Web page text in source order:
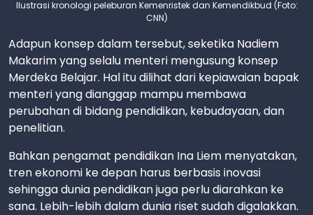
Ilustrasi kronologi peleburan Kemenristek dan Kemendikbud (Foto:
CNN)
Adapun konsep dalam tersebut, seketika Nadiem
Makarim yang selalu menteri mengusung konsep
Merdeka Belajar. Hal itu dilihat dari kepiawaian bapak
menteri yang dianggap mampu membawa
perubahan di bidang pendidikan, kebudayaan, dan
penelitian.
Bahkan pengamat pendidikan Ina Liem menyatakan,
tren ekonomi ke depan harus berbasis inovasi
sehingga dunia pendidikan juga perlu diarahkan ke
sana. Lebih-lebih dalam dunia riset sudah digalakkan.